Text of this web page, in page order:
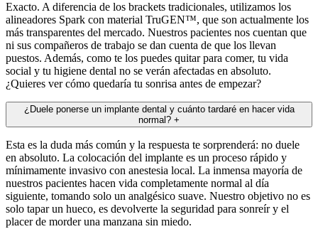
Exacto. A diferencia de los brackets tradicionales, utilizamos los
alineadores Spark con material TruGEN™, que son actualmente los
más transparentes del mercado. Nuestros pacientes nos cuentan que
ni sus compañeros de trabajo se dan cuenta de que los llevan
puestos. Además, como te los puedes quitar para comer, tu vida
social y tu higiene dental no se verán afectadas en absoluto.
¿Quieres ver cómo quedaría tu sonrisa antes de empezar?
¿Duele ponerse un implante dental y cuánto tardaré en hacer vida
normal? +
Esta es la duda más común y la respuesta te sorprenderá: no duele
en absoluto. La colocación del implante es un proceso rápido y
mínimamente invasivo con anestesia local. La inmensa mayoría de
nuestros pacientes hacen vida completamente normal al día
siguiente, tomando solo un analgésico suave. Nuestro objetivo no es
solo tapar un hueco, es devolverte la seguridad para sonreír y el
placer de morder una manzana sin miedo.